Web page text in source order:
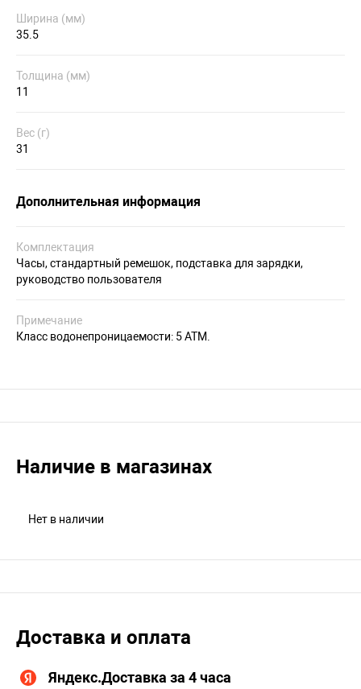
Ширина (мм)
35.5
Толщина (мм)
11
Вес (г)
31
Дополнительная информация
Комплектация
Часы, стандартный ремешок, подставка для зарядки,
руководство пользователя
Примечание
Класс водонепроницаемости: 5 АТМ.
Наличие в магазинах
Нет в наличии
Доставка и оплата
Яндекс.Доставка за 4 часа